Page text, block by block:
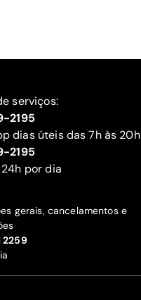
serviços:
2195
dias úteis das 7h às 20h
2195
por dia
gerais, cancelamentos e
2259